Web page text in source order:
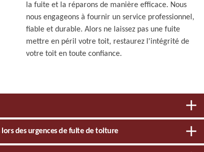
la fuite et la réparons de manière efficace. Nous
nous engageons à fournir un service professionnel,
fiable et durable. Alors ne laissez pas une fuite
mettre en péril votre toit, restaurez l'intégrité de
votre toit en toute confiance.
des urgences de fuite de toiture